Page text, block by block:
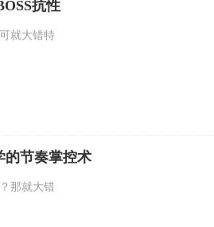
抗性
就大错特
的节奏掌控术
那就大错